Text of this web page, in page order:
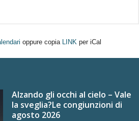
oppure copia LINK per iCal
Alzando gli occhi al cielo – Vale
la sveglia?Le congiunzioni di
agosto 2026